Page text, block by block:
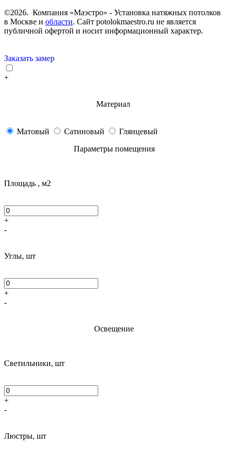
©2026. Компания «Маэстро» - Установка натяжных потолков
в Москве и области. Сайт potolokmaestro.ru не является
публичной офертой и носит информационный характер.
Заказать замер
+
Материал
Матовый Сатиновый
Глянцевый
Параметры помещения
Площадь , м2
+
-
Углы, шт
+
-
Освещение
Светильники, шт
+
-
Люстры, шт